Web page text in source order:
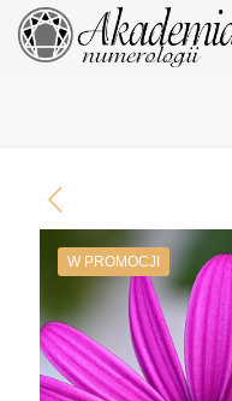
W PROMOCJI